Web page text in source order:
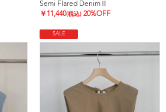
Semi Flared DenimⅡ
￥ 11,440(税込) 20%OFF
SALE